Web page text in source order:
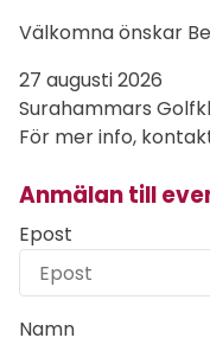
Välkomna önskar
27 augusti 2026
Surahammars
För mer info,
Anmälan till
Epost
Namn